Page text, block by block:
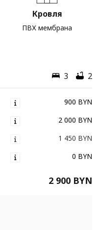
Кровля
ПВХ мембрана
3 2
900 BYN
2 000 BYN
1 450 BYN
0 BYN
2 900 BYN